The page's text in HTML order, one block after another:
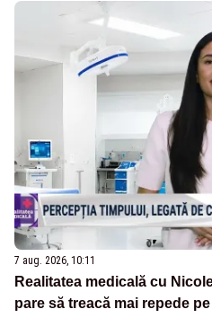
7 aug. 2026, 10:11
Realitatea medicală cu
pare să treacă mai repede